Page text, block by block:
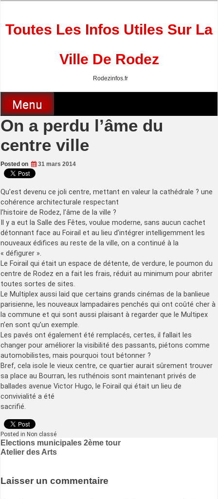
Toutes Les Infos Utiles Sur La
Ville De Rodez
Rodezinfos.fr
Menu
On a perdu l’âme du
centre ville
Posted on 31 mars 2014
Qu’est devenu ce joli centre, mettant en valeur la cathédrale ? une
cohérence architecturale respectant
l’histoire de Rodez, l’âme de la ville ?
Il y a eut la Salle des Fêtes, voulue moderne, sans aucun cachet
détonnant face au Foirail et au lieu d’intégrer intelligemment les
nouveaux édifices au reste de la ville, on a continué à la
« défigurer ».
Le Foirail qui était un espace de détente, de verdure, le poumon du
centre de Rodez en a fait les frais, réduit au minimum pour abriter
toutes sortes de sites.
Le Multiplex aussi laid que certains grands cinémas de la banlieue
parisienne, les nouveaux lampadaires penchés qui ont coûté cher à
la commune et qui sont aussi plaisant à regarder que le Multipex
n’en sont qu’un exemple.
Les pavés ont également été remplacés, certes, il fallait les
changer pour améliorer la visibilité des passants, piétons comme
automobilistes, mais pourquoi tout bétonner ?
Bref, cela isole le vieux centre, ce quartier aurait sûrement trouver
sa place au Bourran, les ruthénois sont maintenant privés de
ballades avenue Victor Hugo, le Foirail qui était un lieu de
convivialité a été
sacrifié.
Posted in Non classé
Navigation
de
Elections municipales 2ème tour
Atelier des Arts
Laisser un commentaire